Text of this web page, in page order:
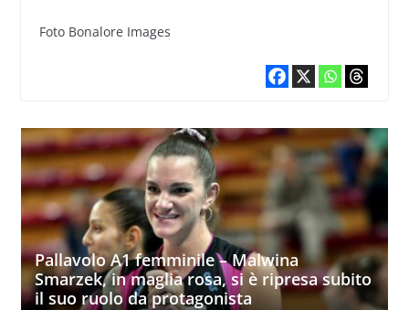
Foto Bonalore Images
Pallavolo A1 femminile – Malwina
Smarzek, in maglia rosa, si è ripresa subito
il suo ruolo da protagonista